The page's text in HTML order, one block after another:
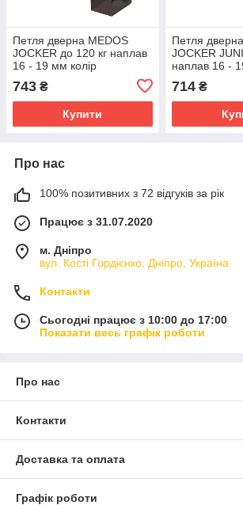
Петля дверна MEDOS
JOCKER до 120 кг наплав
16 - 19 мм колір
коричневий RAL 8019 17,5
А
743 ₴
Купити
Петля
JOCKER
наплав 16 -
коричневий
А
714₴
Про нас
100% позитивних з 72 відгуків за рік
Працює з 31.07.2020
м. Дніпро
вул. Кості Гордієнко, Дніпро, Україна
Контакти
Сьогодні працює з 10:00 до 17:00
Показати весь графік роботи
Про нас
Контакти
Доставка та оплата
Графік роботи